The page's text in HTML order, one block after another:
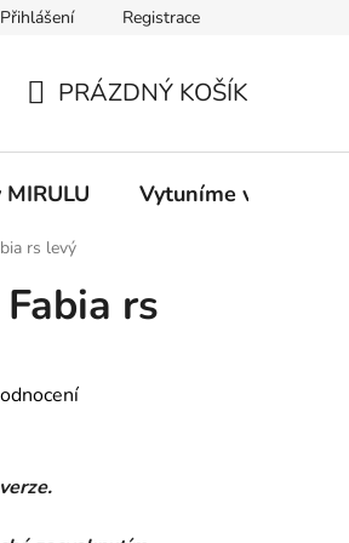
Přihlášení Registrace
KOŠÍK
PRÁZDNÝ KOŠÍK
Vytuníme vám
rs levý
rs